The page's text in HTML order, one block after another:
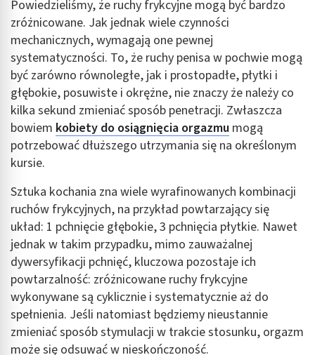
Powiedzieliśmy, że ruchy frykcyjne mogą być bardzo
zróżnicowane. Jak jednak wiele czynności
mechanicznych, wymagają one pewnej
systematyczności. To, że ruchy penisa w pochwie mogą
być zarówno równoległe, jak i prostopadłe, płytki i
głębokie, posuwiste i okrężne, nie znaczy że należy co
kilka sekund zmieniać sposób penetracji. Zwłaszcza
bowiem kobiety do osiągnięcia orgazmu mogą
potrzebować dłuższego utrzymania się na określonym
kursie.
Sztuka kochania zna wiele wyrafinowanych kombinacji
ruchów frykcyjnych, na przykład powtarzający się
układ: 1 pchnięcie głębokie, 3 pchnięcia płytkie. Nawet
jednak w takim przypadku, mimo zauważalnej
dywersyfikacji pchnięć, kluczowa pozostaje ich
powtarzalność: zróżnicowane ruchy frykcyjne
wykonywane są cyklicznie i systematycznie aż do
spełnienia. Jeśli natomiast będziemy nieustannie
zmieniać sposób stymulacji w trakcie stosunku, orgazm
może się odsuwać w nieskończoność.
Rozwój i ulepszanie usług
Wykorzystywanie ograniczonych danych do
wyboru treści
Funkcje specjalne IAB:
Użycie dokładnych danych geolokalizacyjnych
Identyfikowanie urządzeń na podstawie
aktywnie żądanych informacji
Niezbędne
Wydajność (Performance)
Reklama / śledzenie